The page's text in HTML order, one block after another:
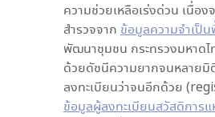
ความช่วยเหลือเร่งด่วน เนื่อ
สำรวจจาก ข้อมูลความจำเป็
พัฒนาชุมชน กระทรวงมหาดไ
ด้วยดัชนีความยากจนหลายมิ
ลงทะเบียนว่าจนอีกด้วย
ข้อมูลผู้ลงทะเบียนสวัสดิการแ